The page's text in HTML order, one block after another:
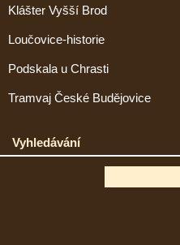
Klášter Vyšší Brod
Loučovice-historie
Podskala u Chrasti
Tramvaj České Budějovice
Vyhledávání